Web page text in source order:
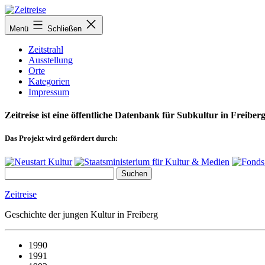
Zum
Inhalt
springen
Menü Schließen
Zeitstrahl
Ausstellung
Orte
Kategorien
Impressum
Zeitreise ist eine öffentliche Datenbank für Subkultur in
Das Projekt wird gefördert durch:
Zeitreise
Geschichte der jungen Kultur in Freiberg
1990
1991